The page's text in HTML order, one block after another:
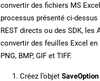
convertir des fichiers MS
processus présenté ci-dessus
REST directs ou des SDK,
convertir des feuilles Excel en
PNG, BMP, GIF et TIFF.
Créez l’objet SaveOption